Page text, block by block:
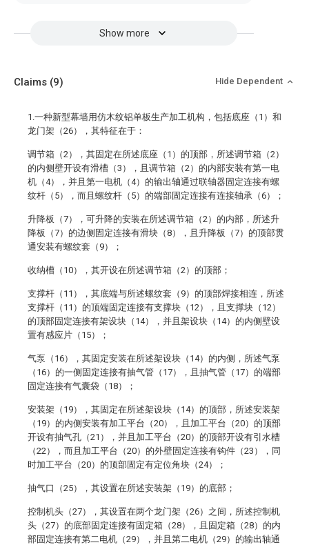
Show more
Claims (9) Hide Dependent
1.一种新型幕墙用仿木纹铝单板生产加工机构，包括底座（1）和
龙门架（26），其特征在于：
调节箱（2），其固定在所述底座（1）的顶部，所述调节箱（2）
的内侧壁开设有滑槽（3），且调节箱（2）的内部安装有第一电
机（4），并且第一电机（4）的输出轴通过联轴器固定连接有螺
纹杆（5），而且螺纹杆（5）的端部固定连接有连接轴承（6）；
升降板（7），可升降的安装在所述调节箱（2）的内部，所述升
降板（7）的边侧固定连接有滑块（8），且升降板（7）的顶部贯
通安装有螺纹套（9）；
收纳槽（10），其开设在所述调节箱（2）的顶部；
支撑杆（11），其底端与所述螺纹套（9）的顶部焊接相连，所述
支撑杆（11）的顶端固定连接有支撑块（12），且支撑块（12）
的顶部固定连接有架设块（14），并且架设块（14）的内侧壁设
置有感应片（15）；
气泵（16），其固定安装在所述架设块（14）的内侧，所述气泵
（16）的一侧固定连接有抽气管（17），且抽气管（17）的端部
固定连接有气囊袋（18）；
安装架（19），其固定在所述架设块（14）的顶部，所述安装架
（19）的内侧安装有加工平台（20），且加工平台（20）的顶部
开设有抽气孔（21），并且加工平台（20）的顶部开设有引水槽
（22），而且加工平台（20）的外壁固定连接有钩件（23），同
时加工平台（20）的顶部固定有定位角块（24）；
抽气口（25），其设置在所述安装架（19）的底部；
控制机头（27），其设置在两个龙门架（26）之间，所述控制机
头（27）的底部固定连接有固定箱（28），且固定箱（28）的内
部固定连接有第二电机（29），并且第二电机（29）的输出轴通